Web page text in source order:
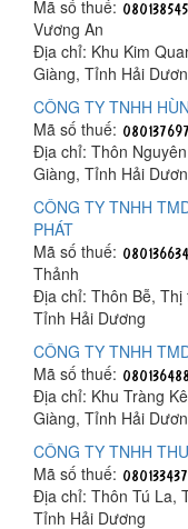
Mã số thuế:
Vương An
Địa chỉ: Khu Kim
Giàng, Tỉnh Hải
CÔNG TY TNHH
Mã số thuế:
Địa chỉ: Thôn
Giàng, Tỉnh Hải
CÔNG TY TNHH
PHÁT
Mã số thuế:
Thảnh
Địa chỉ: Thôn Bễ, Thị
Tỉnh Hải Dương
CÔNG TY TNHH
Mã số thuế:
Địa chỉ: Khu Tràng
Giàng, Tỉnh Hải
CÔNG TY TNHH
Mã số thuế:
Địa chỉ: Thôn Tú La,
Tỉnh Hải Dương